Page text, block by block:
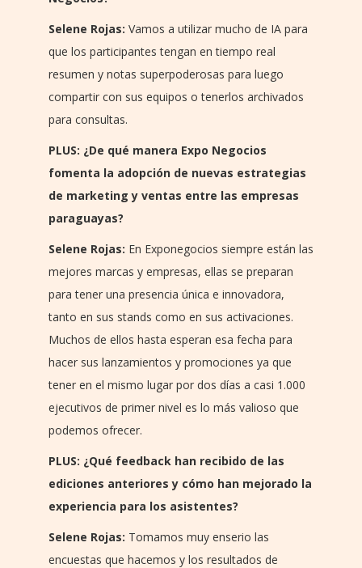
Selene Rojas: Vamos a utilizar mucho de IA para
que los participantes tengan en tiempo real
resumen y notas superpoderosas para luego
compartir con sus equipos o tenerlos archivados
para consultas.
PLUS: ¿De qué manera Expo Negocios
fomenta la adopción de nuevas estrategias
de marketing y ventas entre las empresas
paraguayas?
Selene Rojas: En Exponegocios siempre están las
mejores marcas y empresas, ellas se preparan
para tener una presencia única e innovadora,
tanto en sus stands como en sus activaciones.
Muchos de ellos hasta esperan esa fecha para
hacer sus lanzamientos y promociones ya que
tener en el mismo lugar por dos días a casi 1.000
ejecutivos de primer nivel es lo más valioso que
podemos ofrecer.
PLUS: ¿Qué feedback han recibido de las
ediciones anteriores y cómo han mejorado la
experiencia para los asistentes?
Selene Rojas: Tomamos muy enserio las
encuestas que hacemos y los resultados de